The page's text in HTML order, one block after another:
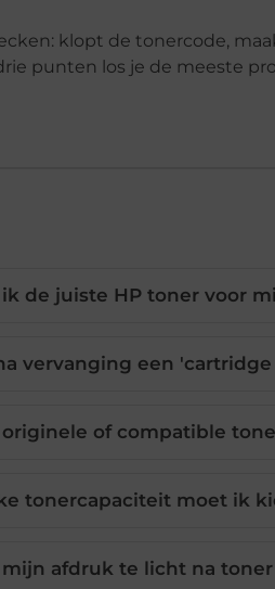
klopt de tonercode,
punten los je de meeste
de juiste HP toner voor
vervanging een
of compatible
tonercapaciteit moet ik
mijn afdruk te licht na